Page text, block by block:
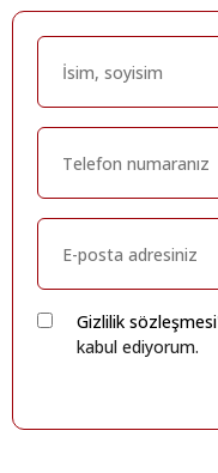
Gizlilik sözleşmesi
kabul ediyorum.